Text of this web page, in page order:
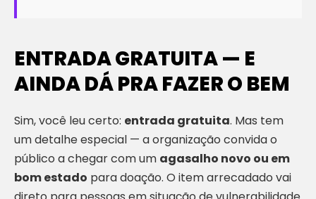
ENTRADA GRATUITA — E
AINDA DÁ PRA FAZER O BEM
Sim, você leu certo: entrada gratuita. Mas tem
um detalhe especial — a organização convida o
público a chegar com um agasalho novo ou em
bom estado para doação. O item arrecadado vai